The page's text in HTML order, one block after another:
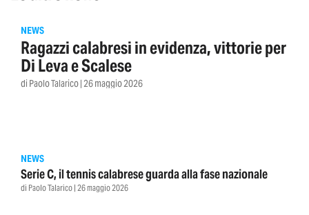
NEWS
Ragazzi calabresi in evidenza, vittorie per
Di Leva e Scalese
di Paolo Talarico | 26 maggio 2026
NEWS
Serie C, il tennis calabrese guarda alla fase nazionale
di Paolo Talarico | 26 maggio 2026